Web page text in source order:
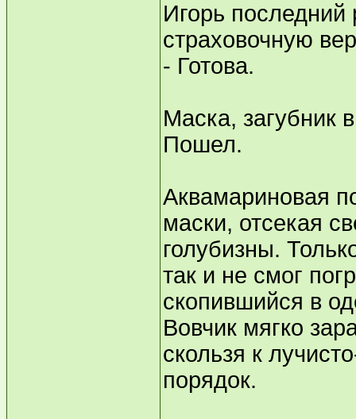
Игорь последний
страховочную
- Готова.
Маска, загубник
Пошел.
Аквамариновая
маски, отсекая
голубизны.
так и не смог
скопившийся в
Вовчик мягко
скользя к
порядок.